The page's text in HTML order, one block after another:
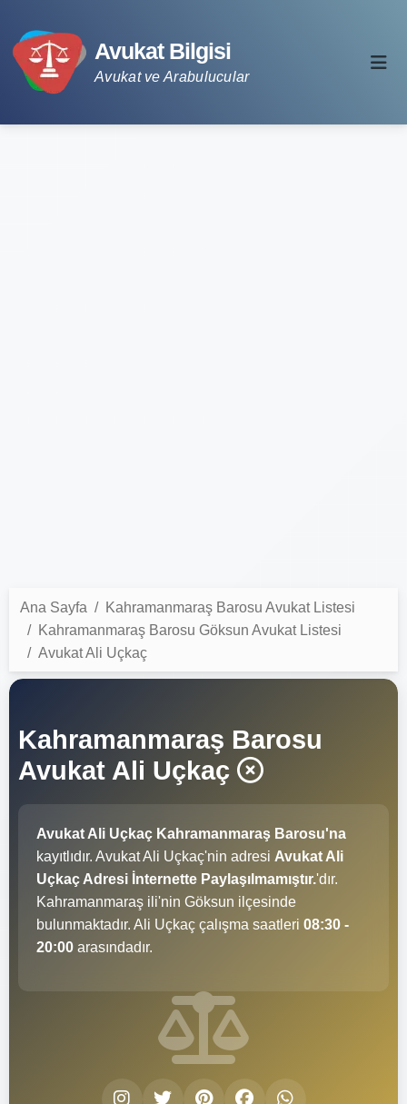
Avukat Bilgisi
Avukat ve Arabulucular
Ana Sayfa
Kahramanmaraş Barosu Avukat Listesi
Kahramanmaraş Barosu Göksun Avukat Listesi
Avukat Ali Uçkaç
Kahramanmaraş Barosu
Avukat Ali Uçkaç
Avukat Ali Uçkaç Kahramanmaraş Barosu'na
kayıtlıdır. Avukat Ali Uçkaç'nin adresi Avukat Ali
Uçkaç Adresi İnternette Paylaşılmamıştır.'dır.
Kahramanmaraş ili'nin Göksun ilçesinde
bulunmaktadır. Ali Uçkaç çalışma saatleri 08:30 -
20:00 arasındadır.